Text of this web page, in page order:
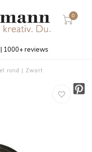
0
1000+ reviews
rond | Zwart